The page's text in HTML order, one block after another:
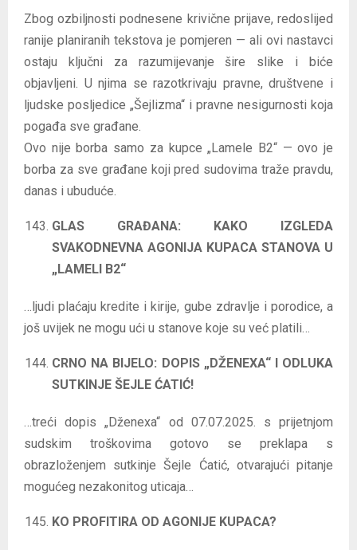
Zbog ozbiljnosti podnesene krivične prijave, redoslijed
ranije planiranih tekstova je pomjeren — ali ovi nastavci
ostaju ključni za razumijevanje šire slike i biće
objavljeni. U njima se razotkrivaju pravne, društvene i
ljudske posljedice „Šejlizma“ i pravne nesigurnosti koja
pogađa sve građane.
Ovo nije borba samo za kupce „Lamele B2“ — ovo je
borba za sve građane koji pred sudovima traže pravdu,
danas i ubuduće.
GLAS GRAĐANA: KAKO IZGLEDA
SVAKODNEVNA AGONIJA KUPACA STANOVA U
„LAMELI B2“
…ljudi plaćaju kredite i kirije, gube zdravlje i porodice, a
još uvijek ne mogu ući u stanove koje su već platili…
CRNO NA BIJELO: DOPIS „DŽENEXA“ I ODLUKA
SUTKINJE ŠEJLE ĆATIĆ!
…treći dopis „Dženexa“ od 07.07.2025. s prijetnjom
sudskim troškovima gotovo se preklapa s
obrazloženjem sutkinje Šejle Ćatić, otvarajući pitanje
mogućeg nezakonitog uticaja…
KO PROFITIRA OD AGONIJE KUPACA?